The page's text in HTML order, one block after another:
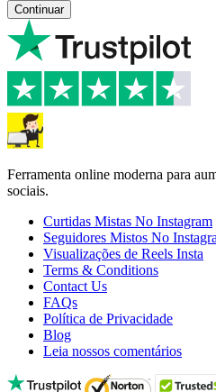
Continuar
Ferramenta online moderna para
sociais.
Curtidas Mistas No Instagram
Seguidores Mistos No
Visualizações de Reels Insta
Terms & Conditions
Contact Us
FAQs
Política de Privacidade
Blog
Leia nossos comentários